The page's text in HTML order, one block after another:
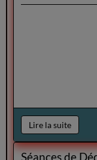
Lire la suite
Séances de